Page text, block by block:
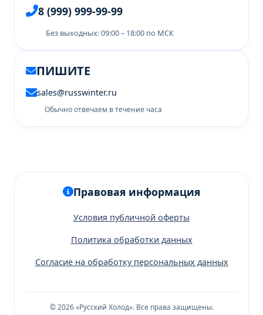
8 (999) 999-99-99
Без выходных: 09:00 – 18:00 по МСК
ПИШИТЕ
sales@russwinter.ru
Обычно отвечаем в течение часа
Правовая информация
Условия публичной оферты
Политика обработки данных
Согласие на обработку персональных данных
© 2026 «Русский Холод». Все права защищены.